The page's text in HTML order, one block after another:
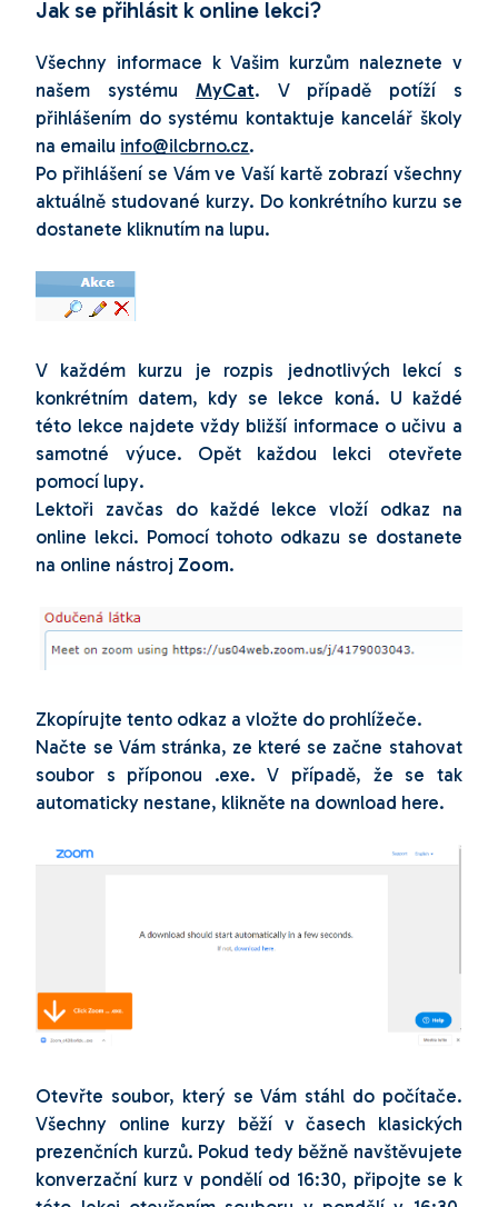
Jak se přihlásit k online lekci?
Všechny informace k Vašim kurzům naleznete v
našem systému MyCat. V případě potíží s
přihlášením do systému kontaktuje kancelář školy
na emailu info@ilcbrno.cz.
Po přihlášení se Vám ve Vaší kartě zobrazí všechny
aktuálně studované kurzy. Do konkrétního kurzu se
dostanete kliknutím na lupu.
V každém kurzu je rozpis jednotlivých lekcí s
konkrétním datem, kdy se lekce koná. U každé
této lekce najdete vždy bližší informace o učivu a
samotné výuce. Opět každou lekci otevřete
pomocí lupy.
Lektoři zavčas do každé lekce vloží odkaz na
online lekci. Pomocí tohoto odkazu se dostanete
na online nástroj Zoom.
Zkopírujte tento odkaz a vložte do prohlížeče.
Načte se Vám stránka, ze které se začne stahovat
soubor s příponou .exe. V případě, že se tak
automaticky nestane, klikněte na download here.
Otevřte soubor, který se Vám stáhl do počítače.
Všechny online kurzy běží v časech klasických
prezenčních kurzů. Pokud tedy běžně navštěvujete
konverzační kurz v pondělí od 16:30, připojte se k